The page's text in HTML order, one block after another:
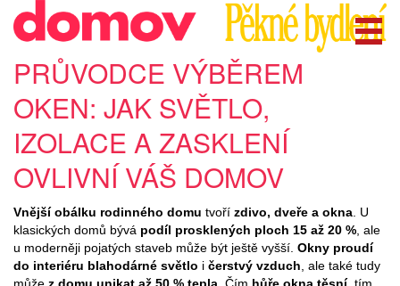
PRŮVODCE VÝBĚREM
OKEN: JAK SVĚTLO,
IZOLACE A ZASKLENÍ
OVLIVNÍ VÁŠ DOMOV
Vnější obálku rodinného domu tvoří zdivo, dveře a okna . U
klasických domů bývá podíl prosklených ploch 15 až 20 % , ale
u moderněji pojatých staveb může být ještě vyšší. Okny proudí
do interiéru blahodárné světlo i čerstvý vzduch , ale také tudy
může z domu unikat až 50 % tepla . Čím hůře okna těsní, tím